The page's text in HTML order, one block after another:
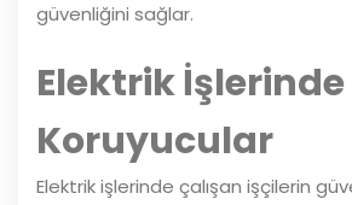
güvenliğini sağlar.
Elektrik İşlerinde
Koruyucular
Elektrik işlerinde çalışan işçilerin